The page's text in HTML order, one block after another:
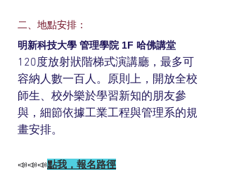
二、地點安排：
明新科技大學 管理學院 1F 哈佛講堂
120度放射狀階梯式演講廳，最多可
容納人數一百人。原則上，開放全校
師生、校外樂於學習新知的朋友參
與，細節依據工業工程與管理系的規
畫安排。
📣📣📣點我，報名路徑